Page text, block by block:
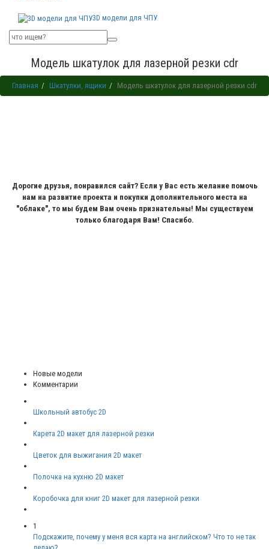
3D модели для ЧПУ
Модель шкатулок для лазерной резки cdr
Главная Шкатулки, ящики Модель шкатулок для лазерной резки cdr
Дорогие друзья, понравился сайт? Если у Вас есть желание помочь
нам на развитие проекта и покупки дополнительного места на
"облаке", то мы будем Вам очень признательны! Мы существуем
только благодаря Вам! Спасибо.
Новые модели
Комментарии
Школьный автобус 2D
Карета 2D макет для лазерной резки
Цветок для выжигания 2D макет
Полочка на кухню 2D макет
Коробочка для книг 2D макет для лазерной резки
1
Подскажите, почему у меня вся карта на английском? Что то не так